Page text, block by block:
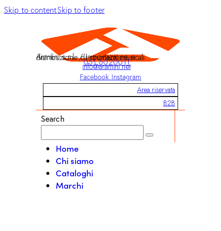
Skip to contentSkip to footer
Aramini s.r.l. / Importazione e distribuzione di strumenti musicali
051 6020011
info@aramini.net
Facebook Instagram
Area riservata
B2B
Search
Home
Chi siamo
Cataloghi
Marchi